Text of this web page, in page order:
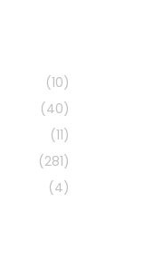
(10)
(40)
(11)
(281)
(4)